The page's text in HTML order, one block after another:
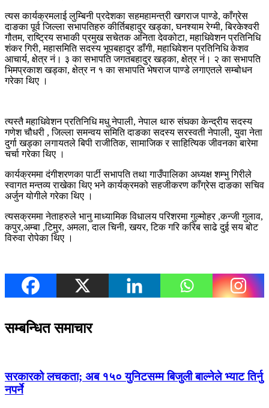
त्यस कार्यक्रमलाई लुम्बिनी प्रदेशका सहमहामन्त्री खगराज पाण्डे, काँग्रेस
दाङका पूर्व जिल्ला सभापतिहरु कीर्तिबहादुर खड्का, घनश्याम रेग्मी, बिरकेश्वरी
गौतम, राष्ट्रिय सभाकी प्रमुख सचेतक अनिता देवकोटा, महाधिवेशन प्रतिनिधि
शंकर गिरी, महासमिति सदस्य भूपबहादुर डाँगी, महाधिवेशन प्रतिनिधि केशव
आचार्य, क्षेत्र नं। ३ का सभापति जगतबहादुर खड्का, क्षेत्र नं। २ का सभापति
भिमप्रकाश खड्का, क्षेत्र न १ का सभापति भेषराज पाण्डे लगाएतले सम्बोधन
गरेका थिए ।
त्यस्तै महाधिवेशन प्रतिनिधि मधु नेपाली, नेपाल थारु संघका केन्द्रीय सदस्य
गणेश चौधरी , जिल्ला समन्वय समिति दाङका सदस्य सरस्वती नेपाली, युवा नेता
दुर्गा खड्का लगायतले बिपी राजीतिक, सामाजिक र साहित्यिक जीवनका बारेमा
चर्चा गरेका थिए ।
कार्यक्रममा दंगीशरणका पार्टी सभापति तथा गाउँपालिका अध्यक्ष शम्भु गिरीले
स्वागत मन्तव्य राखेका थिए भने कार्यक्रमको सहजीकरण काँग्रेस दाङका सचिव
अर्जुन योगीले गरेका थिए ।
त्यसक्रममा नेताहरुले भानु माध्यामिक विधालय परिशरमा गुल्मोहर ,कन्जी गुलाव,
कपुर,अम्बा ,टिमुर, अमला, दाल चिनी, खयर, टिक गरि करिब साढे दुई सय बोट
विरुवा रोपेका थिए ।
सम्बन्धित समाचार
सरकारको लचकता; अब १५० युनिटसम्म बिजुली बाल्नेले भ्याट तिर्नु
नपर्ने